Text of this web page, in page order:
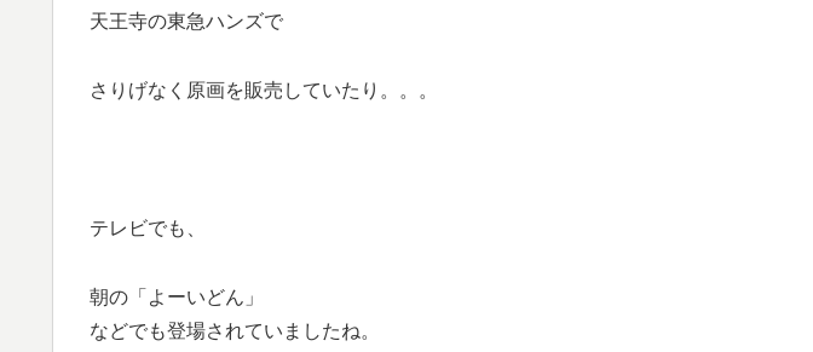
天王寺の東急ハンズで
さりげなく原画を販売していたり。。。
テレビでも、
朝の「よーいどん」
などでも登場されていましたね。